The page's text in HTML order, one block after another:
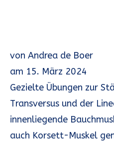
von Andrea de Boer
am 15. März 2024
Gezielte Übungen zur
Transversus und der
innenliegende
auch Korsett-Muskel